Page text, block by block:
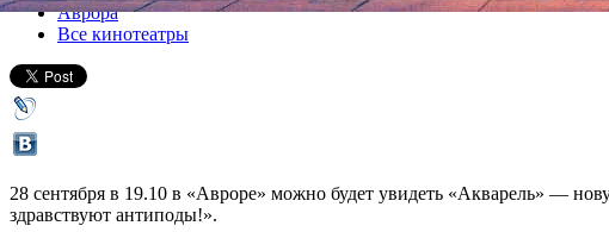
Аврора
Все кинотеатры
28 сентября в 19.10 в «Авроре» можно будет увидеть «Акварель» —
здравствуют антиподы!».